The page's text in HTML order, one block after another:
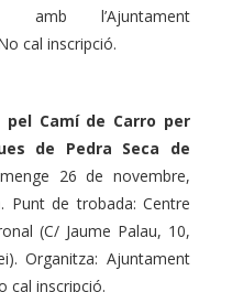
amb l’Ajuntament
cal inscripció.
pel Camí de Carro per
de Pedra Seca de
26 de novembre,
Punt de trobada: Centre
(C/ Jaume Palau, 10,
Organitza: Ajuntament
cal inscripció.